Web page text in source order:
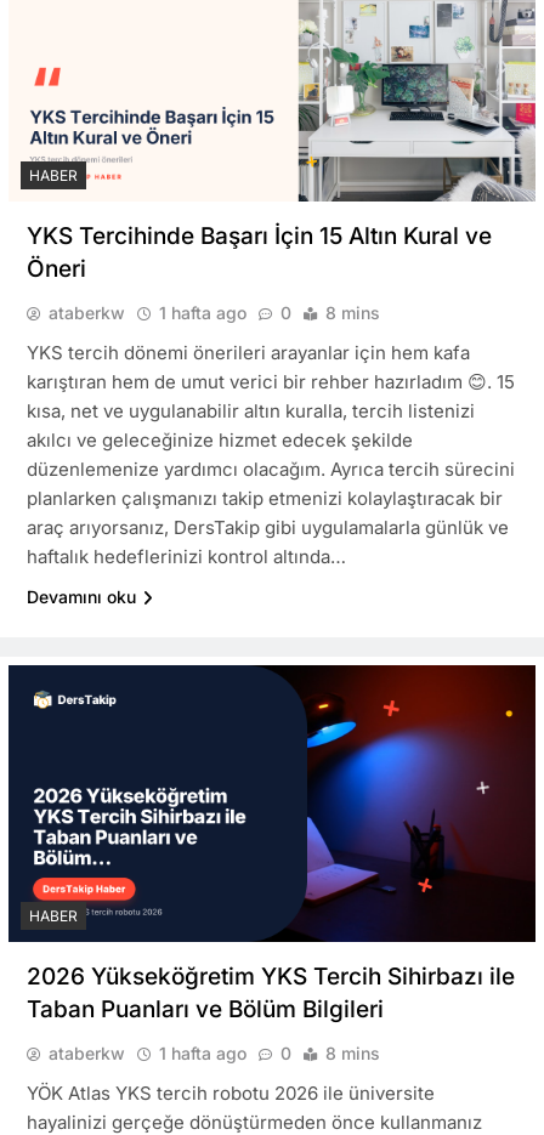
HABER
YKS Tercihinde Başarı İçin 15 Altın Kural ve
Öneri
ataberkw 1 hafta ago 0 8 mins
YKS tercih dönemi önerileri arayanlar için hem kafa
karıştıran hem de umut verici bir rehber hazırladım 😊. 15
kısa, net ve uygulanabilir altın kuralla, tercih listenizi
akılcı ve geleceğinize hizmet edecek şekilde
düzenlemenize yardımcı olacağım. Ayrıca tercih sürecini
planlarken çalışmanızı takip etmenizi kolaylaştıracak bir
araç arıyorsanız, DersTakip gibi uygulamalarla günlük ve
haftalık hedeflerinizi kontrol altında…
Devamını oku
HABER
2026 Yükseköğretim YKS Tercih Sihirbazı ile
Taban Puanları ve Bölüm Bilgileri
ataberkw 1 hafta ago 0 8 mins
YÖK Atlas YKS tercih robotu 2026 ile üniversite
hayalinizi gerçeğe dönüştürmeden önce kullanmanız